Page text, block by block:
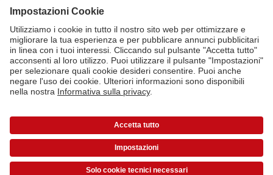
Servizio clienti
L'azienda CEWE
I nostri prodotti
Per maggiori informazioni sui prodotti o sugli ordini puoi chiamarci al
numero gratuito800141005dal lunedì alla domenica 9:00 - 20:00
*Tutti i prezzi si intendono IVA inclusa ed eventuali spese di spedizione escluse come